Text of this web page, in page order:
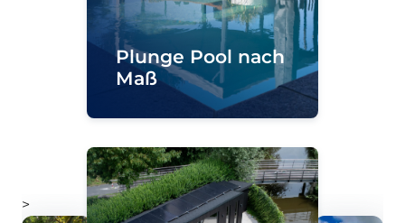
Sie weniger Wasser
und
nachfüllen müssen; -
Bietet eine sichere
Haustiere.
>
Plunge Pool nach
Maß